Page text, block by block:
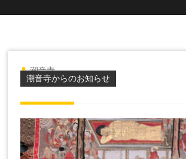
潮音寺からのお知らせ
潮音寺